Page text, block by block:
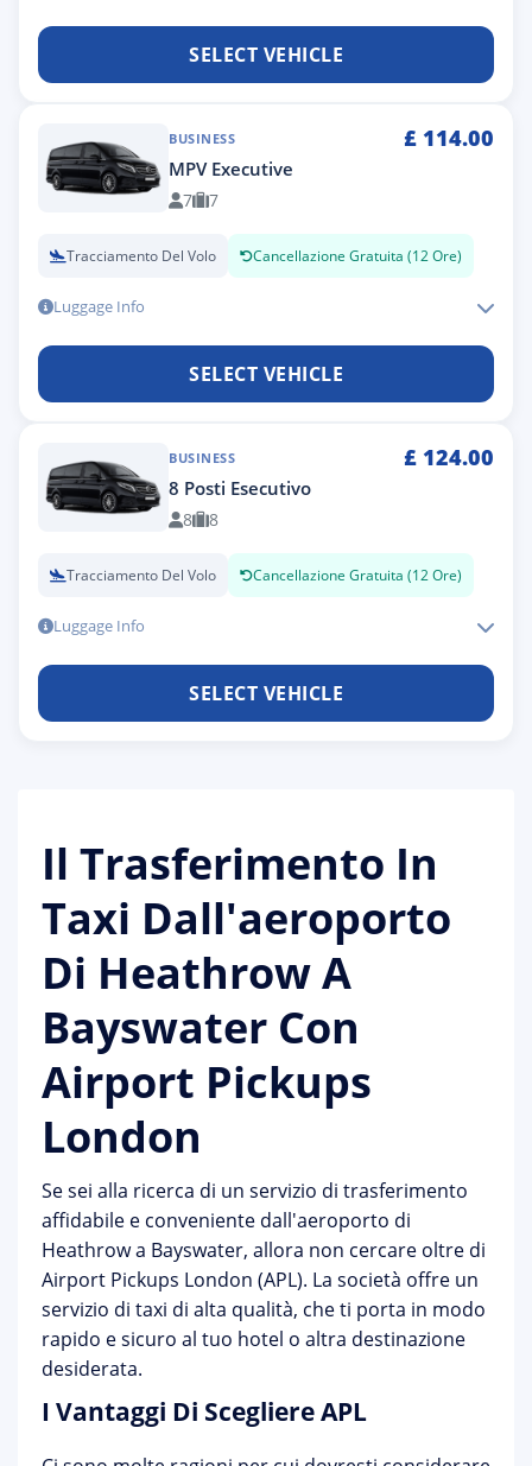
SELECT VEHICLE
BUSINESS £ 114.00
MPV Executive
7 7
Tracciamento Del Volo Cancellazione Gratuita (12 Ore)
Luggage Info
SELECT VEHICLE
BUSINESS £ 124.00
8 Posti Esecutivo
8 8
Tracciamento Del Volo Cancellazione Gratuita (12 Ore)
Luggage Info
SELECT VEHICLE
Il Trasferimento In
Taxi Dall'aeroporto
Di Heathrow A
Bayswater Con
Airport Pickups
London
Se sei alla ricerca di un servizio di trasferimento
affidabile e conveniente dall'aeroporto di
Heathrow a Bayswater, allora non cercare oltre di
Airport Pickups London (APL). La società offre un
servizio di taxi di alta qualità, che ti porta in modo
rapido e sicuro al tuo hotel o altra destinazione
desiderata.
I Vantaggi Di Scegliere APL